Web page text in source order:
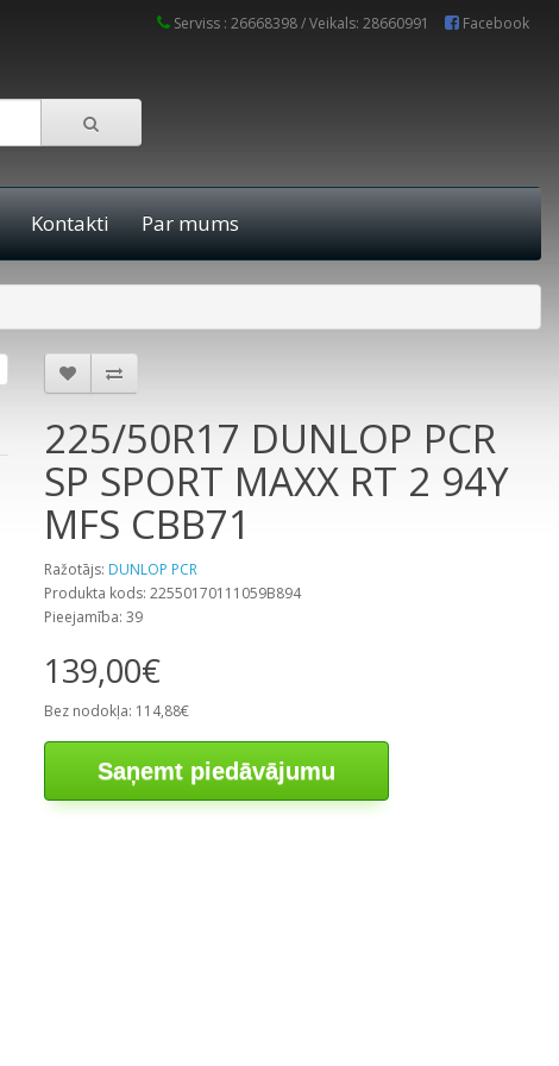
Serviss : 26668398 / Veikals: 28660991 Facebook
Kontakti Par mums
225/50R17 DUNLOP PCR
SP SPORT MAXX RT 2 94Y
MFS CBB71
Ražotājs: DUNLOP PCR
Produkta kods: 22550170111059B894
Pieejamība: 39
139,00€
Bez nodokļa: 114,88€
Saņemt piedāvājumu